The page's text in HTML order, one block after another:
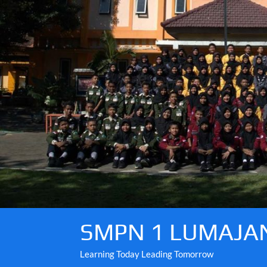
to
content
SMPN 1
Learning Today Leading Tomorrow